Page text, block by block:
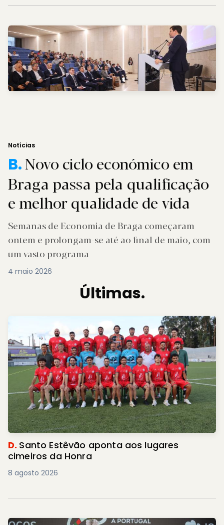
Notícias
B.Novo ciclo económico em
Braga passa pela qualificação
e melhor qualidade de vida
Semanas de Economia de Braga começaram
ontem e prolongam-se até ao final de maio, com
um vasto programa
4 maio 2026
Últimas.
D. Santo Estêvão aponta aos lugares
cimeiros da Honra
8 agosto 2026